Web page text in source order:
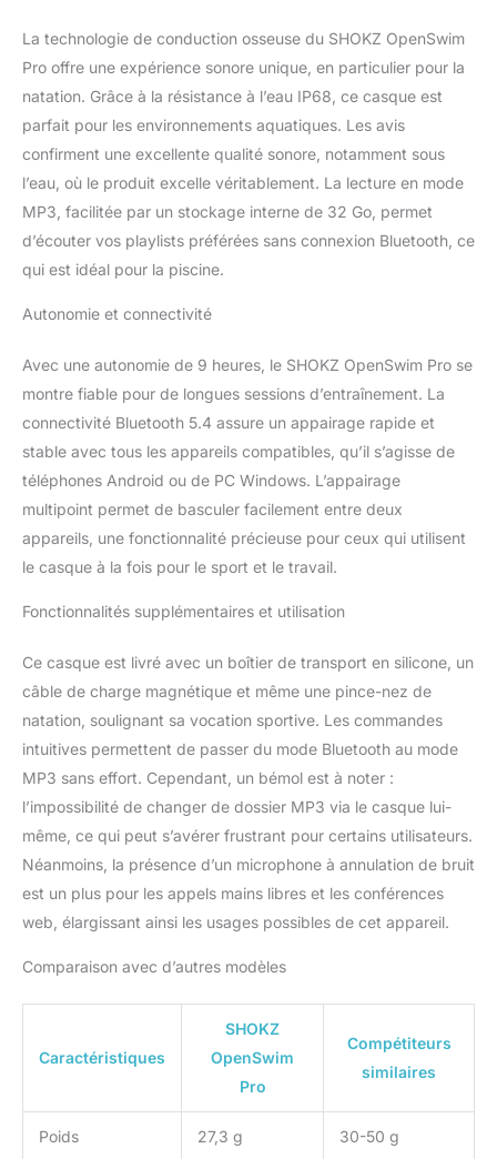
La technologie de conduction osseuse du SHOKZ OpenSwim
Pro offre une expérience sonore unique, en particulier pour la
natation. Grâce à la résistance à l’eau IP68, ce casque est
parfait pour les environnements aquatiques. Les avis
confirment une excellente qualité sonore, notamment sous
l’eau, où le produit excelle véritablement. La lecture en mode
MP3, facilitée par un stockage interne de 32 Go, permet
d’écouter vos playlists préférées sans connexion Bluetooth, ce
qui est idéal pour la piscine.
Autonomie et connectivité
Avec une autonomie de 9 heures, le SHOKZ OpenSwim Pro se
montre fiable pour de longues sessions d’entraînement. La
connectivité Bluetooth 5.4 assure un appairage rapide et
stable avec tous les appareils compatibles, qu’il s’agisse de
téléphones Android ou de PC Windows. L’appairage
multipoint permet de basculer facilement entre deux
appareils, une fonctionnalité précieuse pour ceux qui utilisent
le casque à la fois pour le sport et le travail.
Fonctionnalités supplémentaires et utilisation
Ce casque est livré avec un boîtier de transport en silicone, un
câble de charge magnétique et même une pince-nez de
natation, soulignant sa vocation sportive. Les commandes
intuitives permettent de passer du mode Bluetooth au mode
MP3 sans effort. Cependant, un bémol est à noter :
l’impossibilité de changer de dossier MP3 via le casque lui-
même, ce qui peut s’avérer frustrant pour certains utilisateurs.
Néanmoins, la présence d’un microphone à annulation de bruit
est un plus pour les appels mains libres et les conférences
web, élargissant ainsi les usages possibles de cet appareil.
Comparaison avec d’autres modèles
Caractéristiques
SHOKZ
OpenSwim
Pro
Compétiteurs
similaires
Poids 27,3 g 30-50 g